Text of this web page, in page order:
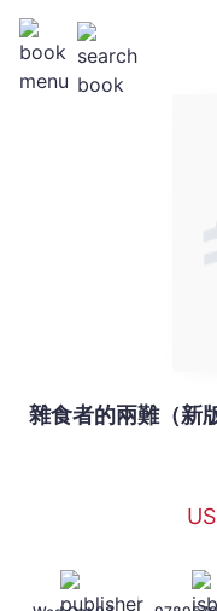
雜
雜食者的兩難（新